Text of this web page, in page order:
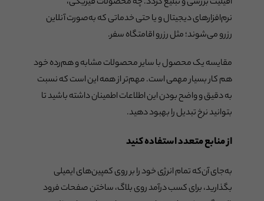
نرم‌افزارهای دیجیتال و یا حتی خدماتی که به‌صورت آنلاین
رزرو می‌شوند؛ مثل رزرو اقامتگاه سفر.
مقایسه یک محصول با سایر محصولات مشابه و هم‌رده خود
هم کار بسیار مهمی است. مهم‌تر از همه این است که نسبت
به دقیق و واضح بودن این اطلاعات اطمینان داشته باشید تا
بتوانید نرخ تبدیل را بهبود دهید.
از منابع متعدد استفاده کنید
به‌جای آن‌که تمام انرژی خود را بر روی کمپین‌های ایمیلی
بگذارید، برای کسب درآمد روی بلاگ، ساختن صفحات فرود